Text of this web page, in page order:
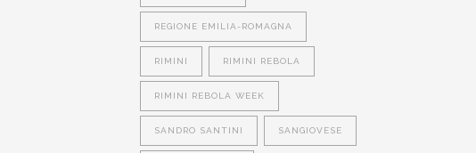
REGIONE EMILIA-ROMAGNA
RIMINI RIMINI REBOLA
RIMINI REBOLA WEEK
SANDRO SANTINI SANGIOVESE